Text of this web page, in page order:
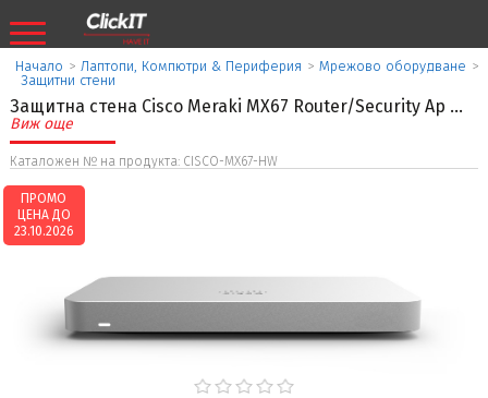
Начало > Лаптопи, Компютри & Периферия > Мрежово оборудване >
Защитни стени
Защитна стена Cisco Meraki MX67 Router/Security Ap ...
Виж още
Каталожен № на продукта: CISCO-MX67-HW
ПРОМО
ЦЕНА ДО
23.10.2026